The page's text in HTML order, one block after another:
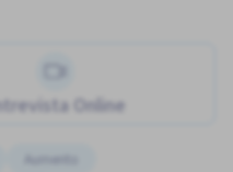
Online
Aumento